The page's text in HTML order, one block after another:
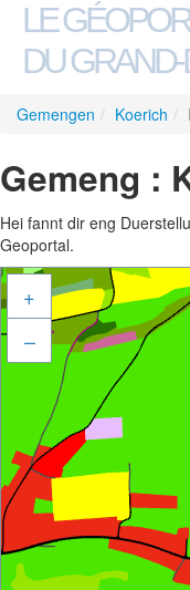
LE
DU
Gemengen / Koerich /
Gemeng :
Hei fannt dir eng
Geoportal.
+
–